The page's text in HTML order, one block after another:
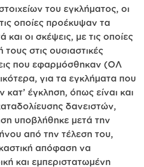
του εγκλήματος, οι
οποίες προέκυψαν τα
και οι σκέψεις, με τις οποίες
στις ουσιαστικές
που εφαρμόσθηκαν (ΟΛ
για τα εγκλήματα που
κατ’ έγκληση, όπως είναι και
δανειστών,
υποβλήθηκε μετά την
από την τέλεση του,
απόφαση να
και εμπεριστατωμένη